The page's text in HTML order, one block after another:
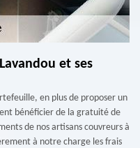
et ses
en plus de proposer un
bénéficier de la gratuité de
de nos artisans couvreurs à
à notre charge les frais